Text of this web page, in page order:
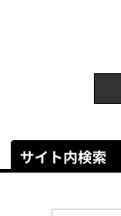
サイト内検索